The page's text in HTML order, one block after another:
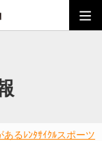
るﾚﾝﾀｻｲｸﾙスポーツ